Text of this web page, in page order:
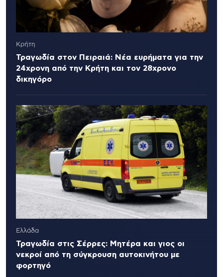
Κρήτη
Τραγωδία στον Πειραιά: Νέα ευρήματα για την
24χρονη από την Κρήτη και τον 28χρονο
δικηγόρο
Ελλάδα
Τραγωδία στις Σέρρες: Μητέρα και γιος οι
νεκροί από τη σύγκρουση αυτοκινήτου με
φορτηγό